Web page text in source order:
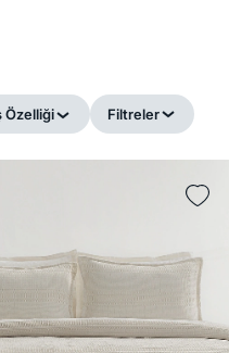
Özelliği Filtreler